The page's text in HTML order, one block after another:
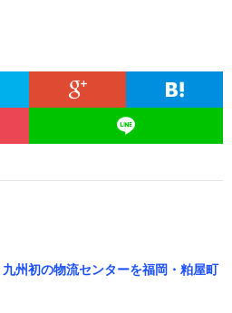
州初の物流センターを福岡・粕屋町